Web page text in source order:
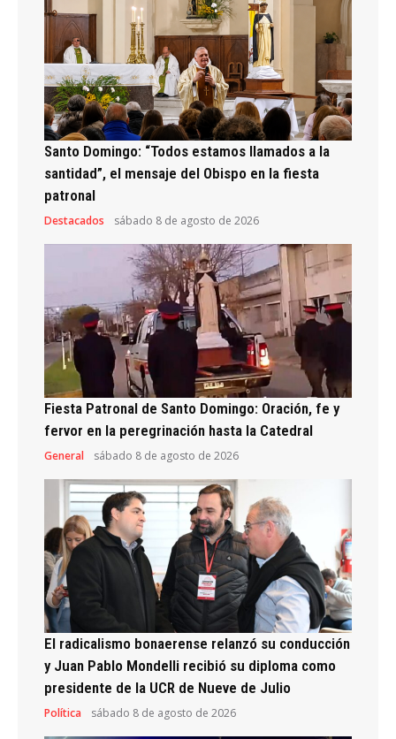
Santo Domingo: “Todos estamos llamados a la
santidad”, el mensaje del Obispo en la fiesta
patronal
Destacados sábado 8 de agosto de 2026
Fiesta Patronal de Santo Domingo: Oración, fe y
fervor en la peregrinación hasta la Catedral
General sábado 8 de agosto de 2026
El radicalismo bonaerense relanzó su conducción
y Juan Pablo Mondelli recibió su diploma como
presidente de la UCR de Nueve de Julio
Política sábado 8 de agosto de 2026